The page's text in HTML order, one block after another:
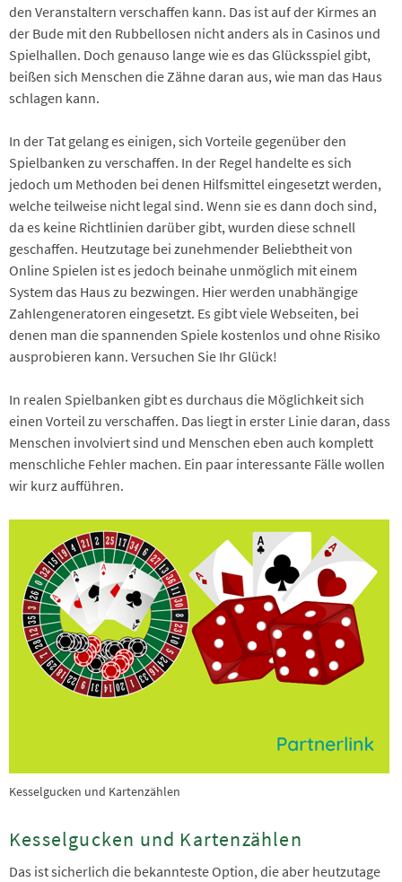
den Veranstaltern verschaffen kann. Das ist auf der Kirmes an
der Bude mit den Rubbellosen nicht anders als in Casinos und
Spielhallen. Doch genauso lange wie es das Glücksspiel gibt,
beißen sich Menschen die Zähne daran aus, wie man das Haus
schlagen kann.
In der Tat gelang es einigen, sich Vorteile gegenüber den
Spielbanken zu verschaffen. In der Regel handelte es sich
jedoch um Methoden bei denen Hilfsmittel eingesetzt werden,
welche teilweise nicht legal sind. Wenn sie es dann doch sind,
da es keine Richtlinien darüber gibt, wurden diese schnell
geschaffen. Heutzutage bei zunehmender Beliebtheit von
Online Spielen ist es jedoch beinahe unmöglich mit einem
System das Haus zu bezwingen. Hier werden unabhängige
Zahlengeneratoren eingesetzt. Es gibt viele Webseiten, bei
denen man die spannenden Spiele kostenlos und ohne Risiko
ausprobieren kann. Versuchen Sie Ihr Glück!
In realen Spielbanken gibt es durchaus die Möglichkeit sich
einen Vorteil zu verschaffen. Das liegt in erster Linie daran, dass
Menschen involviert sind und Menschen eben auch komplett
menschliche Fehler machen. Ein paar interessante Fälle wollen
wir kurz aufführen.
Kesselgucken und Kartenzählen
Kesselgucken und Kartenzählen
Das ist sicherlich die bekannteste Option, die aber heutzutage